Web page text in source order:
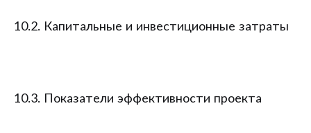
10.2. Капитальные и инвестиционные затраты
10.3. Показатели эффективности проекта